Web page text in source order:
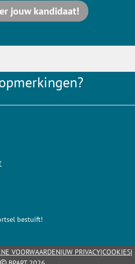
jouw kandidaat!
bestuift!
VOORWAARDEN|UW PRIVACY|COOKIES|